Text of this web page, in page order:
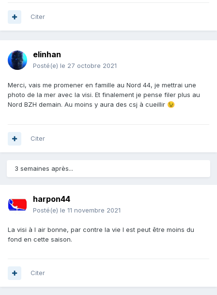
Citer
elinhan
Posté(e) le 27 octobre 2021
Merci, vais me promener en famille au Nord 44, je mettrai une
photo de la mer avec la visi. Et finalement je pense filer plus au
Nord BZH demain. Au moins y aura des csj à cueillir 😉
Citer
3 semaines après...
harpon44
Posté(e) le 11 novembre 2021
La visi à l air bonne, par contre la vie l est peut être moins du
fond en cette saison.
Citer